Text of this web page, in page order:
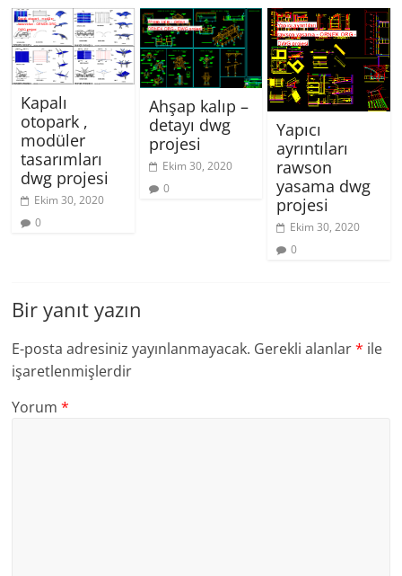
Kapalı
otopark ,
modüler
tasarımları
dwg projesi
Ekim 30, 2020
0
Ahşap kalıp –
detayı dwg
projesi
Ekim 30, 2020
0
Yapıcı
ayrıntıları
rawson
yasama dwg
projesi
Ekim 30, 2020
0
Bir yanıt yazın
E-posta adresiniz yayınlanmayacak. Gerekli alanlar* ile
işaretlenmişlerdir
Yorum*